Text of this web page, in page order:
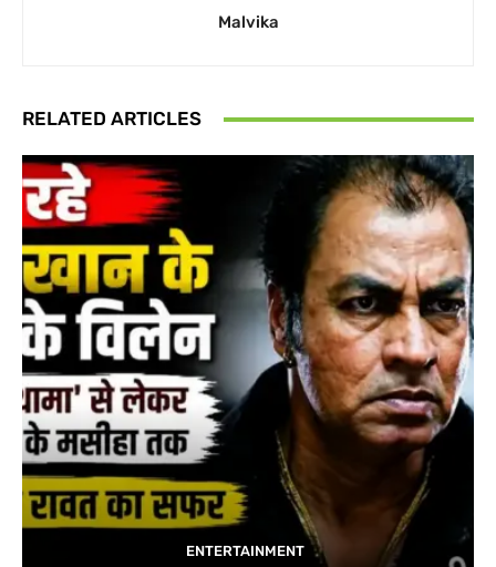
Malvika
RELATED ARTICLES
ENTERTAINMENT